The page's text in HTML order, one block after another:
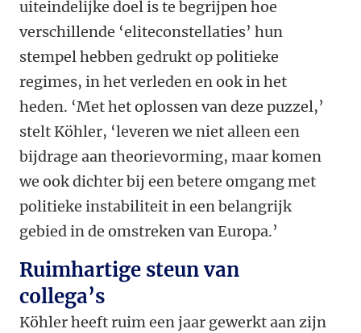
uiteindelijke doel is te begrijpen hoe
verschillende ‘eliteconstellaties’ hun
stempel hebben gedrukt op politieke
regimes, in het verleden en ook in het
heden. ‘Met het oplossen van deze puzzel,’
stelt Köhler, ‘leveren we niet alleen een
bijdrage aan theorievorming, maar komen
we ook dichter bij een betere omgang met
politieke instabiliteit in een belangrijk
gebied in de omstreken van Europa.’
Ruimhartige steun van
collega’s
Köhler heeft ruim een jaar gewerkt aan zijn